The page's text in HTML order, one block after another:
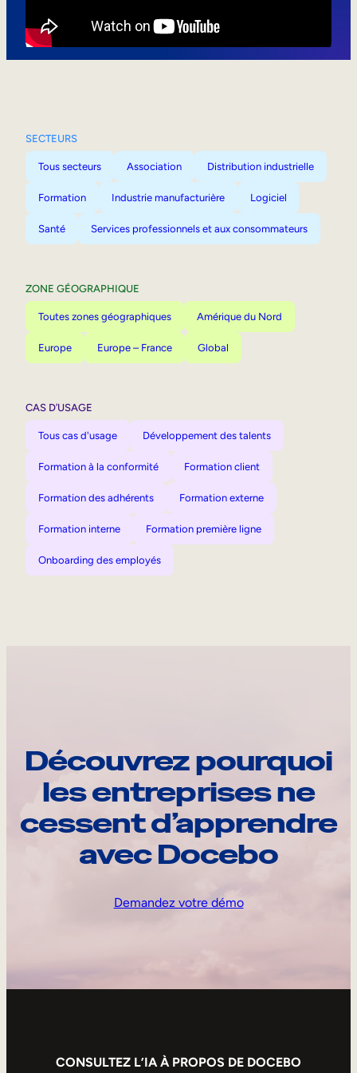
SECTEURS
Tous secteurs Association Distribution industrielle
Formation Industrie manufacturière Logiciel
Santé Services professionnels et aux consommateurs
ZONE GÉOGRAPHIQUE
Toutes zones géographiques Amérique du Nord
Europe Europe – France Global
CAS D’USAGE
Tous cas d'usage Développement des talents
Formation à la conformité Formation client
Formation des adhérents Formation externe
Formation interne Formation première ligne
Onboarding des employés
Découvrez pourquoi
les entreprises ne
cessent d’apprendre
avec Docebo
Demandez votre démo
CONSULTEZ L’IA À PROPOS DE DOCEBO